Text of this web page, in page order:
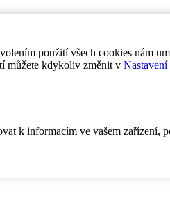
použití všech cookies nám
můžete kdykoliv změnit v
k informacím ve vašem zařízení,